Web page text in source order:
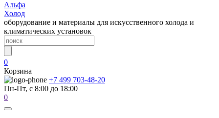
Альфа
Холод
оборудование и материалы для искусственного холода и
климатических установок
0
Корзина
+7 499 703-48-20
Пн-Пт, с 8:00 до 18:00
0